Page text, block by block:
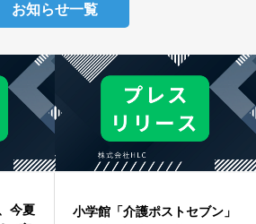
お知らせ一覧
今夏
小学館「介護ポストセブン」